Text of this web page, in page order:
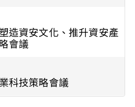
造資安文化、推升資安產
會議
科技策略會議